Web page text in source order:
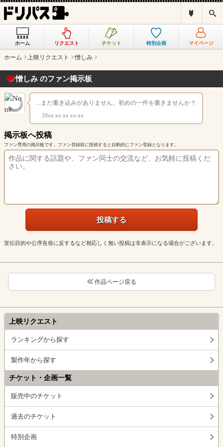
ス
と
ホーム リクエスト チケット 特別企画 マイページ
ホーム 上映リクエスト 憎しみ
憎しみ のファン掲示板
...まだ書き込みがありません。初めの一件を書きませんか？
20xx.xx.xx xx:xx
掲示板へ投稿
ファン専用の掲示板です。ファン登録前に投稿すると自動的にファン登録となります。
宣伝目的や公序良俗に反するなど相応しく無い投稿は非表示になる場合がございます。
作品ページ戻る
上映リクエスト
ランキングから探す
製作年から探す
チケット・企画一覧
販売中のチケット
過去のチケット
特別企画